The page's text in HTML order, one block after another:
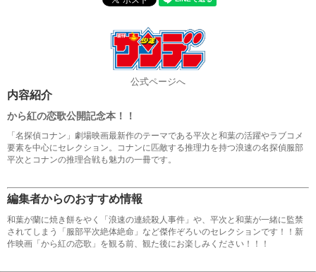
公式ページへ
内容紹介
から紅の恋歌公開記念本！！
「名探偵コナン」劇場映画最新作のテーマである平次と和葉の活躍やラブコメ
要素を中心にセレクション。コナンに匹敵する推理力を持つ浪速の名探偵服部
平次とコナンの推理合戦も魅力の一冊です。
編集者からのおすすめ情報
和葉が蘭に焼き餅をやく「浪速の連続殺人事件」や、平次と和葉が一緒に監禁
されてしまう「服部平次絶体絶命」など傑作ぞろいのセレクションです！！新
作映画「から紅の恋歌」を観る前、観た後にお楽しみください！！！